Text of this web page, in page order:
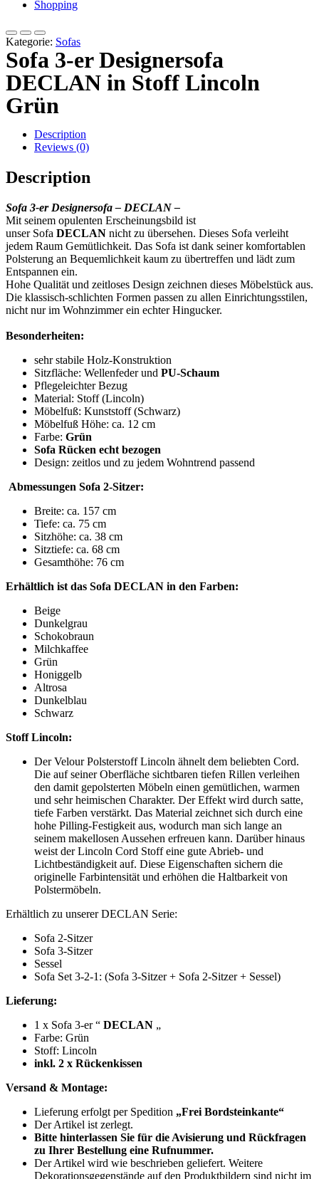
Shopping
Kategorie: Sofas
Sofa 3-er Designersofa
DECLAN in Stoff Lincoln
Grün
Description
Reviews (0)
Description
Sofa 3-er Designersofa– DECLAN –
Mit seinem opulenten Erscheinungsbild ist
unser Sofa DECLAN nicht zu übersehen. Dieses Sofa verleiht
jedem Raum Gemütlichkeit. Das Sofa ist dank seiner komfortablen
Polsterung an Bequemlichkeit kaum zu übertreffen und lädt zum
Entspannen ein.
Hohe Qualität und zeitloses Design zeichnen dieses Möbelstück aus.
Die klassisch-schlichten Formen passen zu allen Einrichtungsstilen,
nicht nur im Wohnzimmer ein echter Hingucker.
Besonderheiten:
sehr stabile Holz-Konstruktion
Sitzfläche: Wellenfeder und PU-Schaum
Pflegeleichter Bezug
Material: Stoff (Lincoln)
Möbelfuß: Kunststoff (Schwarz)
Möbelfuß Höhe: ca. 12 cm
Farbe: Grün
Sofa Rücken echt bezogen
Design: zeitlos und zu jedem Wohntrend passend
Abmessungen Sofa 2-Sitzer:
Breite: ca. 157 cm
Tiefe: ca. 75 cm
Sitzhöhe: ca. 38 cm
Sitztiefe: ca. 68 cm
Gesamthöhe: 76 cm
Erhältlich ist das Sofa DECLAN in den Farben:
Beige
Dunkelgrau
Schokobraun
Milchkaffee
Grün
Honiggelb
Altrosa
Dunkelblau
Schwarz
Stoff Lincoln:
Der Velour Polsterstoff Lincoln ähnelt dem beliebten Cord.
Die auf seiner Oberfläche sichtbaren tiefen Rillen verleihen
den damit gepolsterten Möbeln einen gemütlichen, warmen
und sehr heimischen Charakter. Der Effekt wird durch satte,
tiefe Farben verstärkt. Das Material zeichnet sich durch eine
hohe Pilling-Festigkeit aus, wodurch man sich lange an
seinem makellosen Aussehen erfreuen kann. Darüber hinaus
weist der Lincoln Cord Stoff eine gute Abrieb- und
Lichtbeständigkeit auf. Diese Eigenschaften sichern die
originelle Farbintensität und erhöhen die Haltbarkeit von
Polstermöbeln.
Erhältlich zu unserer DECLAN Serie:
Sofa 2-Sitzer
Sofa 3-Sitzer
Sessel
Sofa Set 3-2-1: (Sofa 3-Sitzer + Sofa 2-Sitzer + Sessel)
Lieferung:
1 x Sofa 3-er “ DECLAN „
Farbe: Grün
Stoff: Lincoln
inkl. 2 x Rückenkissen
Versand & Montage:
Lieferung erfolgt per Spedition „Frei Bordsteinkante“
Der Artikel ist zerlegt.
Bitte hinterlassen Sie für die Avisierung und Rückfragen
zu Ihrer Bestellung eine Rufnummer.
Der Artikel wird wie beschrieben geliefert. Weitere
Dekorationsgegenstände auf den Produktbildern sind nicht im